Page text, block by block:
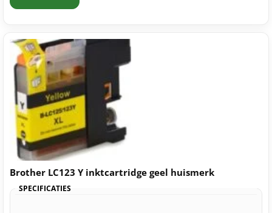
Brother LC123 Y inktcartridge geel huismerk
SPECIFICATIES